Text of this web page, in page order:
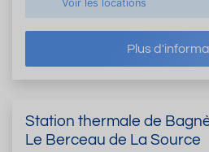
Voir les locations
Plus
Station thermale de
Le Berceau de La Source